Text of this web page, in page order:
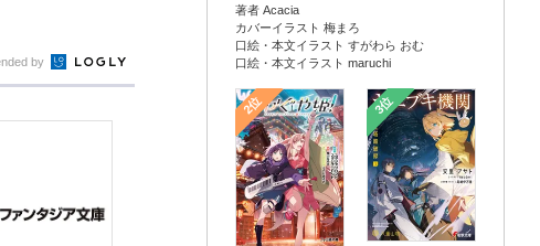
著者 Acacia
カバーイラスト 梅まろ
口絵・本文イラスト すがわら おむ
口絵・本文イラスト maruchi
2位 3位
by